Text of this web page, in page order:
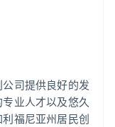
司提供良好的发
专业人才以及悠久
福尼亚州居民创